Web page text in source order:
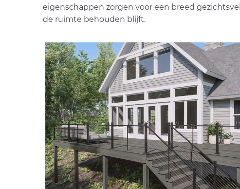
eigenschappen zorgen voor een breed
de ruimte behouden blijft.